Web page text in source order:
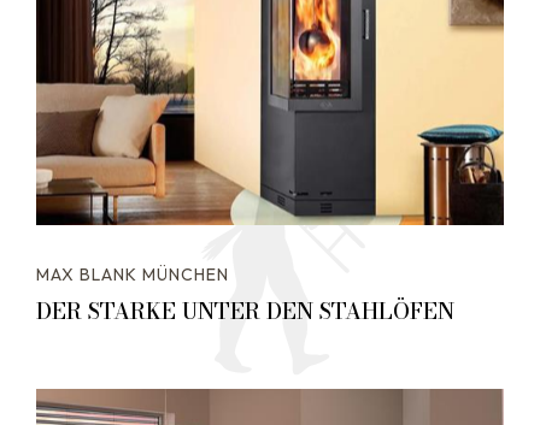
MAX BLANK MÜNCHEN
DER STARKE UNTER DEN STAHLÖFEN